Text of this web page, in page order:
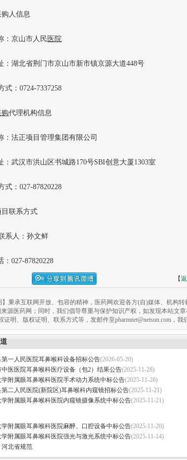
人信息
京山市人民 医院
北省荆门市京山市新市镇京源大道448号
：0724-7337258
购代理机构信息
正项目管理集团有限公司
汉市洪山区书城路170号SBI创意大厦1303室
：027-87820228
联系方式
人：孙文鲜
87820228
【
】秉承互联网开放、包容的精神，医药网欢迎各方(自)媒体、机构
源医药网；同时，我们倡导尊重与保护知识产权，如发现本站文
证明、版权证明、联系方式等，发邮件至pharmnet@netsun.com，我
第一人民医院耳鼻喉科设备招标公告(2026-05-20)
中医医院耳鼻喉科医疗设备（包2）结果公告(2025-11-28)
学附属眼耳鼻喉科医院手术动力系统中标公告(2025-11-28)
第二人民医院(新院区)耳鼻喉科内窥镜招标公告(2025-11-21)
学附属眼耳鼻喉科医院内窥镜摄像系统中标公告(2025-11-21)
学附属眼耳鼻喉科医院麻醉、口腔设备中标公告(2025-11-20)
学附属眼耳鼻喉科医院强光与激光系统中标公告(2025-11-14)
河北省规范